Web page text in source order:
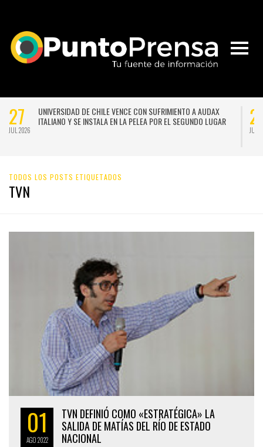
PRONOSTICAN UN NUEVO SISTEMA
A COMIENZOS DE LA PRÓXIMA
21
NACE LA PRIMERA ESCUELA
CHILE PARA FORMAR EN
TODOS LOS POSTS ETIQUETADOS
TVN
01
AGO2022
TVN DEFINIÓ COMO «ESTRATÉGICA» LA
SALIDA DE MATÍAS DEL RÍO DE ESTADO
NACIONAL